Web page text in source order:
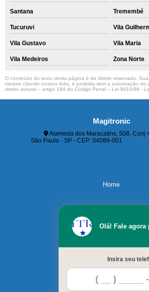
Santana Tremembé
Tucuruvi Vila
Vila Gustavo Vila Maria
Vila Medeiros Zona Norte
O conteúdo do texto desta página é de direito reservado.
mesmo citando nossos links, é proibida sem a autorização do
direito autoral – artigo 184 do Código Penal – Lei 9610/98 -
Magitronic
Alameda dos Maracatins, 508, Conj
São Paulo - SP - CEP: 04089-001
Home
Blog
Olá! Fale agora
Insira seu